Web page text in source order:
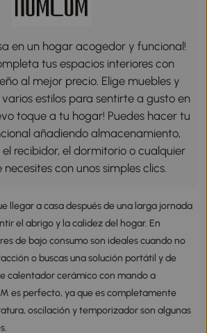
en un hogar acogedor y funcional!
tus espacios interiores con
al mejor precio. Elige muebles y
estilos para sentirte a gusto en
toque a tu hogar! Puedes hacer tu
añadiendo almacenamiento,
el recibidor, el dormitorio o cualquier
con unos simples clics.
llegar a casa después de una larga jornada
el abrigo y la calidez del hogar. En
de bajo consumo son ideales cuando no
o buscas una solución portátil y de
calentador cerámico con mando a
es perfecto, ya que es completamente
oscilación y temporizador son algunas